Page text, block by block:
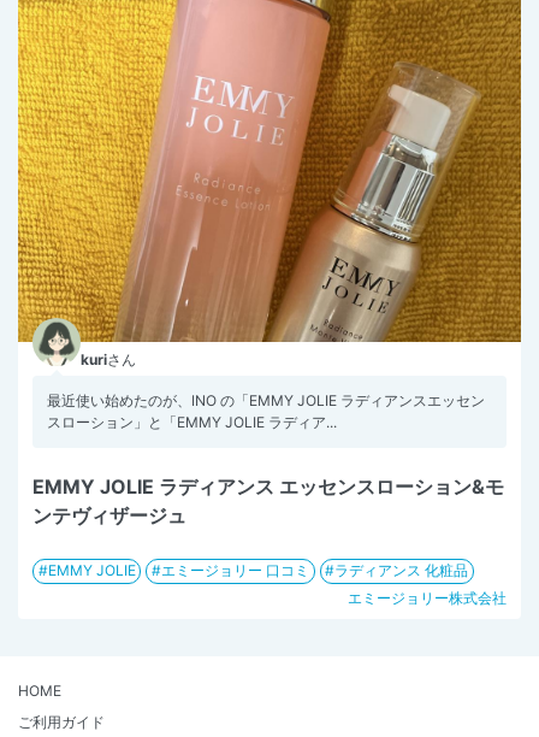
kuriさん
最近使い始めたのが、INO の「EMMY JOLIE ラディアンスエッセン
スローション」と「EMMY JOLIE ラディア...
EMMY JOLIE ラディアンス エッセンスローション&モ
ンテヴィザージュ
EMMY JOLIE エミージョリー 口コミ
ラディアンス 化粧品
エミージョリー株式会社
HOME
ご利用ガイド